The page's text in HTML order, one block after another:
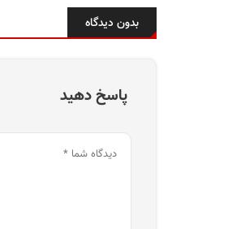
بدون دیدگاه
پاسخ دهید